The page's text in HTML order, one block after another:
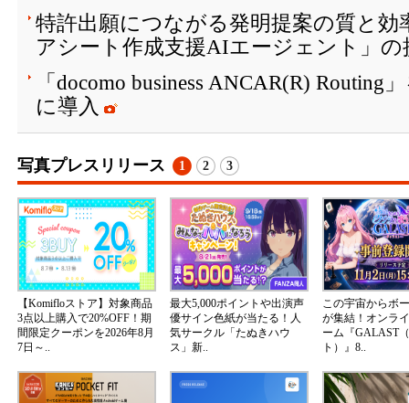
特許出願につながる発明提案の質と効
アシート作成支援AIエージェント」の
「docomo business ANCAR(R) Routing
に導入
写真プレスリリース 1 2 3
【Komifloストア】対象商品
3点以上購入で20%OFF！期
間限定クーポンを2026年8月
7日～..
最大5,000ポイントや出演声
優サイン色紙が当たる！人
気サークル「たぬきハウ
ス」新..
この宇宙からボ
が集結！オンラ
ーム『GALAST
ト）』8..